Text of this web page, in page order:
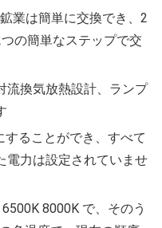
業は簡単に交換でき、2
の簡単なステップで交
流換気放熱設計、ランプ
することができ、すべて
電力は設定されていませ
8000K で、そのう